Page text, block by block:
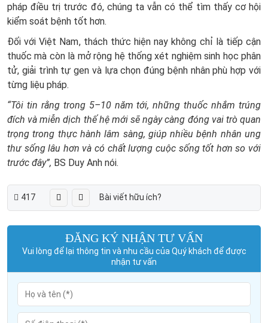
pháp điều trị trước đó, chúng ta vẫn có thể tìm thấy cơ hội
kiểm soát bệnh tốt hơn.
Đối với Việt Nam, thách thức hiện nay không chỉ là tiếp cận
thuốc mà còn là mở rộng hệ thống xét nghiệm sinh học phân
tử, giải trình tự gen và lựa chọn đúng bệnh nhân phù hợp với
từng liệu pháp.
“Tôi tin rằng trong 5–10 năm tới, những thuốc nhắm trúng
đích và miễn dịch thế hệ mới sẽ ngày càng đóng vai trò quan
trọng trong thực hành lâm sàng, giúp nhiều bệnh nhân ung
thư sống lâu hơn và có chất lượng cuộc sống tốt hơn so với
trước đây”, BS Duy Anh nói.
417 Bài viết hữu ích?
ĐĂNG KÝ NHẬN TƯ VẤN
Vui lòng để lại thông tin và nhu cầu của Quý khách để được
nhận tư vấn